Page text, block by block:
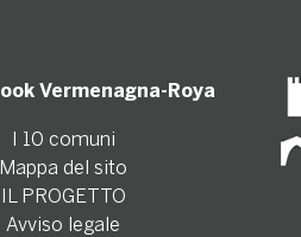
Vermenagna-Roya
I 10 comuni
Mappa del sito
IL PROGETTO
Avviso legale